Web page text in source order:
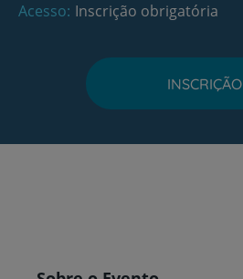
Acesso Inscrição obrigatória
INSCRIÇÃO